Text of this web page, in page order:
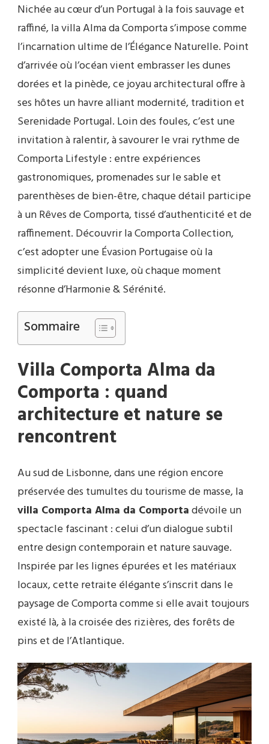
Nichée au cœur d’un Portugal à la fois sauvage et
raffiné, la villa Alma da Comporta s’impose comme
l’incarnation ultime de l’Élégance Naturelle. Point
d’arrivée où l’océan vient embrasser les dunes
dorées et la pinède, ce joyau architectural offre à
ses hôtes un havre alliant modernité, tradition et
Serenidade Portugal. Loin des foules, c’est une
invitation à ralentir, à savourer le vrai rythme de
Comporta Lifestyle : entre expériences
gastronomiques, promenades sur le sable et
parenthèses de bien-être, chaque détail participe
à un Rêves de Comporta, tissé d’authenticité et de
raffinement. Découvrir la Comporta Collection,
c’est adopter une Évasion Portugaise où la
simplicité devient luxe, où chaque moment
résonne d’Harmonie & Sérénité.
Sommaire
Villa Comporta Alma da
Comporta : quand
architecture et nature se
rencontrent
Au sud de Lisbonne, dans une région encore
préservée des tumultes du tourisme de masse, la
villa Comporta Alma da Comportadévoile un
spectacle fascinant : celui d’un dialogue subtil
entre design contemporain et nature sauvage.
Inspirée par les lignes épurées et les matériaux
locaux, cette retraite élégante s’inscrit dans le
paysage de Comporta comme si elle avait toujours
existé là, à la croisée des rizières, des forêts de
pins et de l’Atlantique.